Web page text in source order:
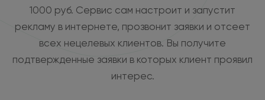
1000 руб. Сервис сам настроит и запустит
рекламу в интернете, прозвонит заявки и отсеет
всех нецелевых клиентов. Вы получите
подтвержденные заявки в которых клиент проявил
интерес.